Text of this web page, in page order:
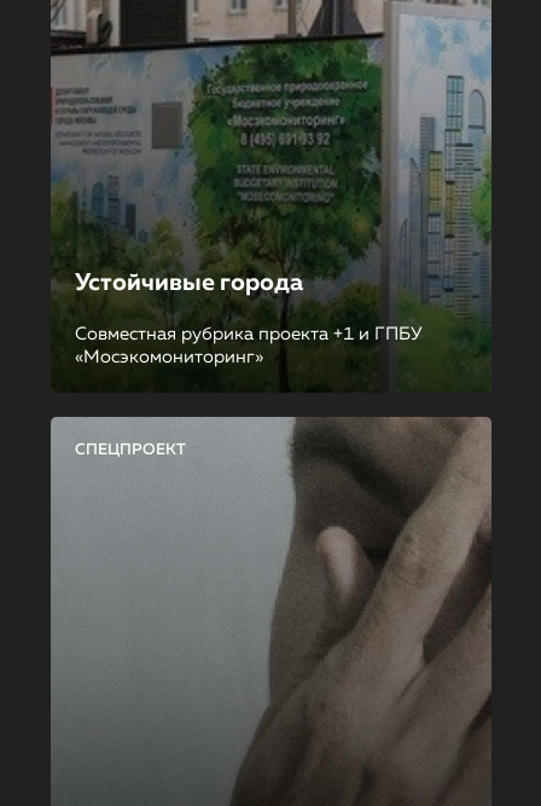
Устойчивые города
Совместная рубрика проекта +1 и ГПБУ
«Мосэкомониторинг»
СПЕЦПРОЕКТ